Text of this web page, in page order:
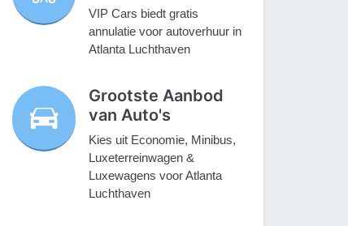
VIP Cars biedt gratis
annulatie voor autoverhuur in
Atlanta Luchthaven
Grootste Aanbod
van Auto's
Kies uit Economie, Minibus,
Luxeterreinwagen &
Luxewagens voor Atlanta
Luchthaven